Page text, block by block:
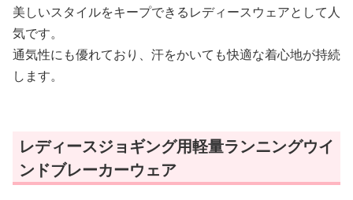
美しいスタイルをキープできるレディースウェアとして人
気です。
通気性にも優れており、汗をかいても快適な着心地が持続
します。
レディースジョギング用軽量ランニングウイ
ンドブレーカーウェア